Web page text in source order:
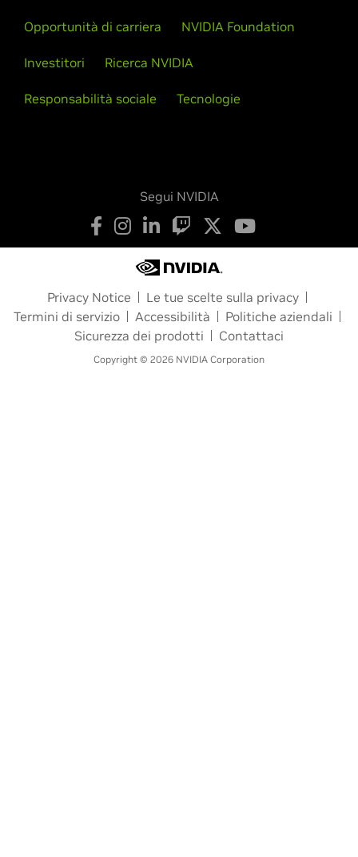
Opportunità di carriera NVIDIA Foundation
Investitori Ricerca NVIDIA
Responsabilità sociale Tecnologie
Segui NVIDIA
Privacy Notice
Le tue scelte sulla privacy
Termini di servizio
Accessibilità
Politiche aziendali
Sicurezza dei prodotti
Contattaci
Copyright © 2026 NVIDIA Corporation